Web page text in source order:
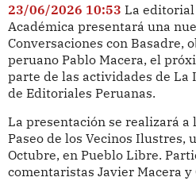
23/06/2026 10:53 La
Académica presentará una
Conversaciones con Basadre,
peruano Pablo Macera, el
parte de las actividades de La
de Editoriales Peruanas.
La presentación se realizará a
Paseo de los Vecinos Ilustres,
Octubre, en Pueblo Libre.
comentaristas Javier Macera